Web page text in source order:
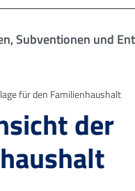
Subventionen und
für den Familienhaushalt
der